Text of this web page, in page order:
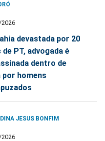
devastada por 20
de PT, advogada é
dentro de
por homens
JESUS BONFIM